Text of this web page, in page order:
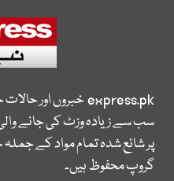
express.pkخبروں اور
سب سے زیادہ وزٹ کی جانے
پر شائع شدہ تمام مواد کے
گروپ محفوظ ہیں۔